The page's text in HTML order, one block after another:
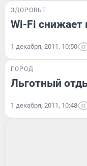
ЗДОРОВЬЕ
Wi-Fi снижает
1 декабря, 2011, 10:50
ГОРОД
Льготный
1 декабря, 2011, 10:48